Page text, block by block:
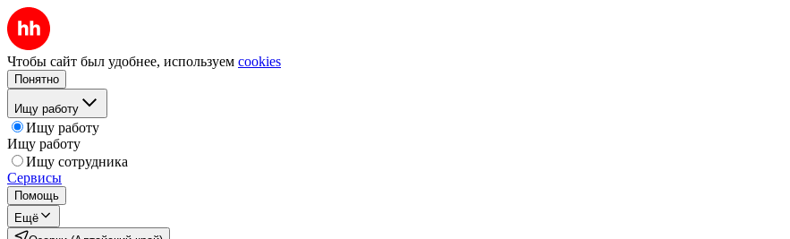
Чтобы сайт был удобнее, используем cookies
Понятно
Ищу работу
Ищу работу
Ищу работу
Ищу сотрудника
Сервисы
Помощь
Ещё